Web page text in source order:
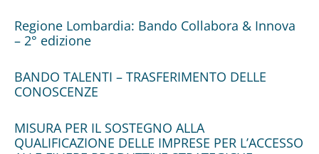
Regione Lombardia: Bando Collabora & Innova
– 2° edizione
BANDO TALENTI – TRASFERIMENTO DELLE
CONOSCENZE
MISURA PER IL SOSTEGNO ALLA
QUALIFICAZIONE DELLE IMPRESE PER L’ACCESSO